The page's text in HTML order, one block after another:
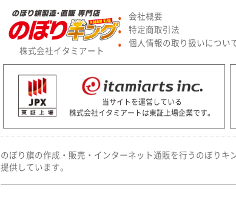
株式会社イタミアート
● 会社概要
● 特定商取引法
● 個人情報の取り扱いについ
当サイトを運営している
株式会社イタミアートは東証上場企業です。
のぼり旗の作成・販売・インターネット通販を行うのぼり
提供しています。